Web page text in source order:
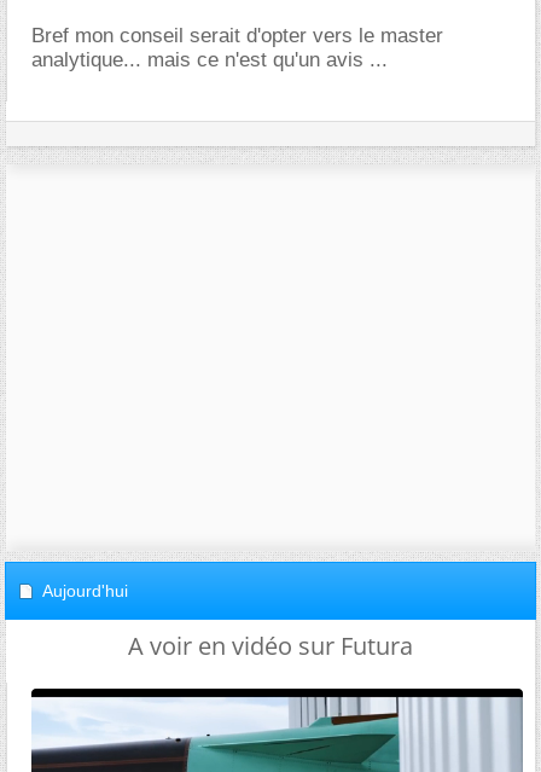
Bref mon conseil serait d'opter vers le master
analytique... mais ce n'est qu'un avis ...
Aujourd'hui
A voir en vidéo sur Futura